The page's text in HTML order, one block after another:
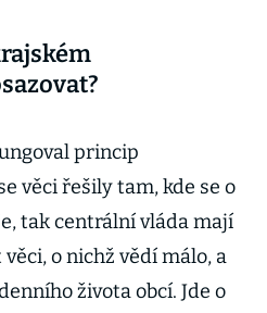
princip
věci řešily tam, kde se o
tak centrální vláda mají
o nichž vědí málo, a
života obcí. Jde o